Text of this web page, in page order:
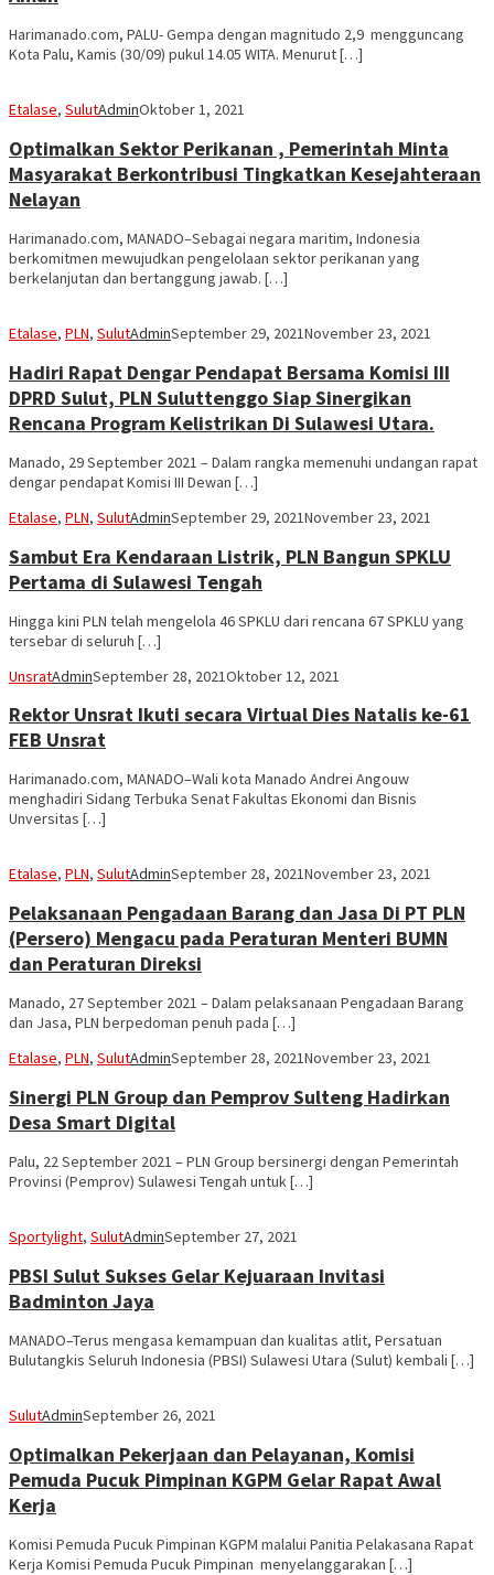
Harimanado.com, PALU- Gempa dengan magnitudo 2,9 mengguncang
Kota Palu, Kamis (30/09) pukul 14.05 WITA. Menurut […]
Etalase, SulutAdminOktober 1, 2021
Optimalkan Sektor Perikanan , Pemerintah Minta
Masyarakat Berkontribusi Tingkatkan Kesejahteraan
Nelayan
Harimanado.com, MANADO–Sebagai negara maritim, Indonesia
berkomitmen mewujudkan pengelolaan sektor perikanan yang
berkelanjutan dan bertanggung jawab. […]
Etalase, PLN, SulutAdminSeptember 29, 2021November 23, 2021
Hadiri Rapat Dengar Pendapat Bersama Komisi III
DPRD Sulut, PLN Suluttenggo Siap Sinergikan
Rencana Program Kelistrikan Di Sulawesi Utara.
Manado, 29 September 2021 – Dalam rangka memenuhi undangan rapat
dengar pendapat Komisi III Dewan […]
Etalase, PLN, SulutAdminSeptember 29, 2021November 23, 2021
Sambut Era Kendaraan Listrik, PLN Bangun SPKLU
Pertama di Sulawesi Tengah
Hingga kini PLN telah mengelola 46 SPKLU dari rencana 67 SPKLU yang
tersebar di seluruh […]
UnsratAdminSeptember 28, 2021Oktober 12, 2021
Rektor Unsrat Ikuti secara Virtual Dies Natalis ke-61
FEB Unsrat
Harimanado.com, MANADO–Wali kota Manado Andrei Angouw
menghadiri Sidang Terbuka Senat Fakultas Ekonomi dan Bisnis
Unversitas […]
Etalase, PLN, SulutAdminSeptember 28, 2021November 23, 2021
Pelaksanaan Pengadaan Barang dan Jasa Di PT PLN
(Persero) Mengacu pada Peraturan Menteri BUMN
dan Peraturan Direksi
Manado, 27 September 2021 – Dalam pelaksanaan Pengadaan Barang
dan Jasa, PLN berpedoman penuh pada […]
Etalase, PLN, SulutAdminSeptember 28, 2021November 23, 2021
Sinergi PLN Group dan Pemprov Sulteng Hadirkan
Desa Smart Digital
Palu, 22 September 2021 – PLN Group bersinergi dengan Pemerintah
Provinsi (Pemprov) Sulawesi Tengah untuk […]
Sportylight, SulutAdminSeptember 27, 2021
PBSI Sulut Sukses Gelar Kejuaraan Invitasi
Badminton Jaya
MANADO–Terus mengasa kemampuan dan kualitas atlit, Persatuan
Bulutangkis Seluruh Indonesia (PBSI) Sulawesi Utara (Sulut) kembali […]
SulutAdminSeptember 26, 2021
Optimalkan Pekerjaan dan Pelayanan, Komisi
Pemuda Pucuk Pimpinan KGPM Gelar Rapat Awal
Kerja
Komisi Pemuda Pucuk Pimpinan KGPM malalui Panitia Pelakasana Rapat
Kerja Komisi Pemuda Pucuk Pimpinan menyelanggarakan […]